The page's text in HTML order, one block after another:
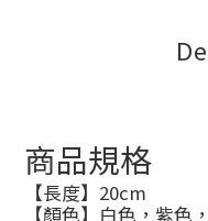
商品規格
【長度】20cm
【顏色】白色，紫色